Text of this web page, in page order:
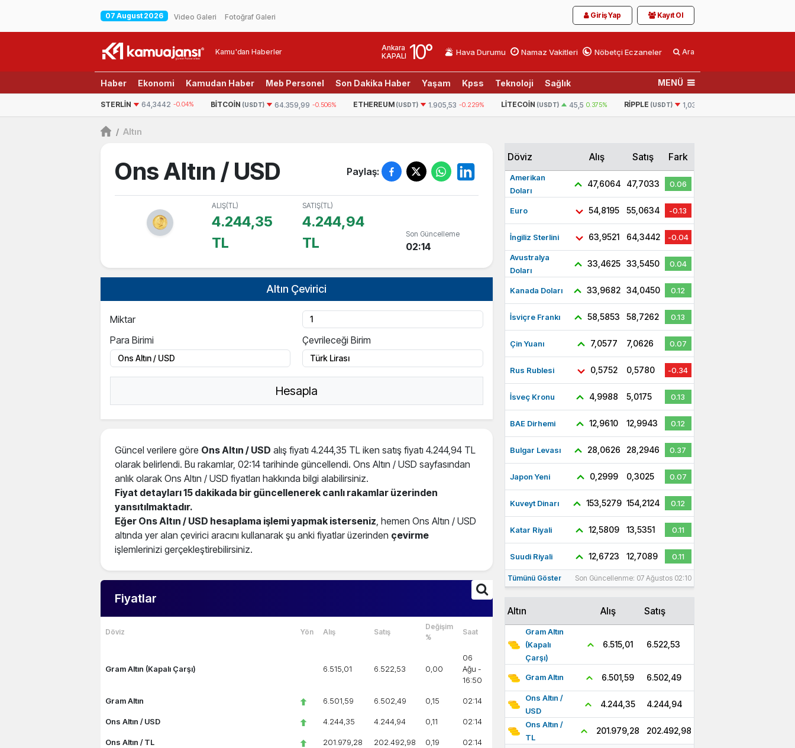
07 August 2026 Video Galeri Fotoğraf Galeri Giriş Yap Kayıt Ol
Kamu'dan Haberler
Ankara
KAPALI 10° Hava Durumu Namaz Vakitleri Nöbetçi Eczaneler Ara
Haber Ekonomi Kamudan Haber Meb Personel Son Dakika Haber Yaşam Kpss Teknoloji Sağlık MENÜ
64,3442 -0.04% BITCOIN(USDT) 64.359,99 -0.506% ETHEREUM(USDT) 1.905,53 -0.229% LITECOIN(USDT) 45,5 0.375% RIPPLE(USDT) 1,0354 -2.569% BNB
/ Altın
Ons Altın / USD Paylaş:
ALIŞ(TL)
4.244,35
TL
SATIŞ(TL)
4.244,94
TL
Son Güncelleme
02:14
Altın Çevirici
Miktar
Para Birimi
Çevrileceği Birim
Hesapla
Güncel verilere göre Ons Altın / USD alış fiyatı 4.244,35 TL iken satış fiyatı 4.244,94 TL
olarak belirlendi. Bu rakamlar, 02:14 tarihinde güncellendi. Ons Altın / USD sayfasından
anlık olarak Ons Altın / USD fiyatları hakkında bilgi alabilirsiniz.
Fiyat detayları 15 dakikada bir güncellenerek canlı rakamlar üzerinden
yansıtılmaktadır.
Eğer Ons Altın / USD hesaplama işlemi yapmak isterseniz, hemen Ons Altın / USD
altında yer alan çevirici aracını kullanarak şu anki fiyatlar üzerinden çevirme
işlemlerinizi gerçekleştirebilirsiniz.
Fiyatlar
Döviz Yön Alış Satış
Değişim
%
Saat
Gram Altın (Kapalı Çarşı) 6.515,01 6.522,53 0,00
06
Ağu -
16:50
Gram Altın 6.501,59 6.502,49 0,15 02:14
Ons Altın / USD 4.244,35 4.244,94 0,11 02:14
Ons Altın / TL 201.979,28 202.492,98 0,19 02:14
Döviz Alış Satış Fark
Amerikan
Doları
47,6064 47,7033 0.06
Euro 54,8195 55,0634 -0.13
İngiliz Sterlini 63,9521 64,3442 -0.04
Avustralya
Doları
33,4625 33,5450 0.04
Kanada Doları 33,9682 34,0450 0.12
İsviçre Frankı 58,5853 58,7262 0.13
Çin Yuanı 7,0577 7,0626 0.07
Rus Rublesi 0,5752 0,5780 -0.34
İsveç Kronu 4,9988 5,0175 0.13
BAE Dirhemi 12,9610 12,9943 0.12
Bulgar Levası 28,0626 28,2946 0.37
Japon Yeni 0,2999 0,3025 0.07
Kuveyt Dinarı 153,5279 154,2124 0.12
Katar Riyali 12,5809 13,5351 0.11
Suudi Riyali 12,6723 12,7089 0.11
Tümünü Göster Son Güncellenme: 07 Ağustos 02:10
Altın Alış Satış
Gram Altın
(Kapalı
Çarşı)
6.515,01 6.522,53
Gram Altın 6.501,59 6.502,49
Ons Altın /
USD
4.244,35 4.244,94
Ons Altın /
TL
201.979,28 202.492,98